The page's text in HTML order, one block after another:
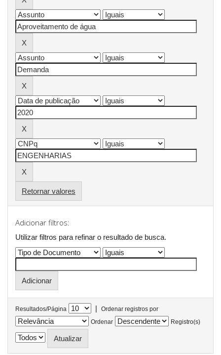
Retornar valores
Adicionar filtros:
Utilizar filtros para refinar o resultado de busca.
Resultados/Página |
Ordenar registros por
Ordenar
Registro(s)